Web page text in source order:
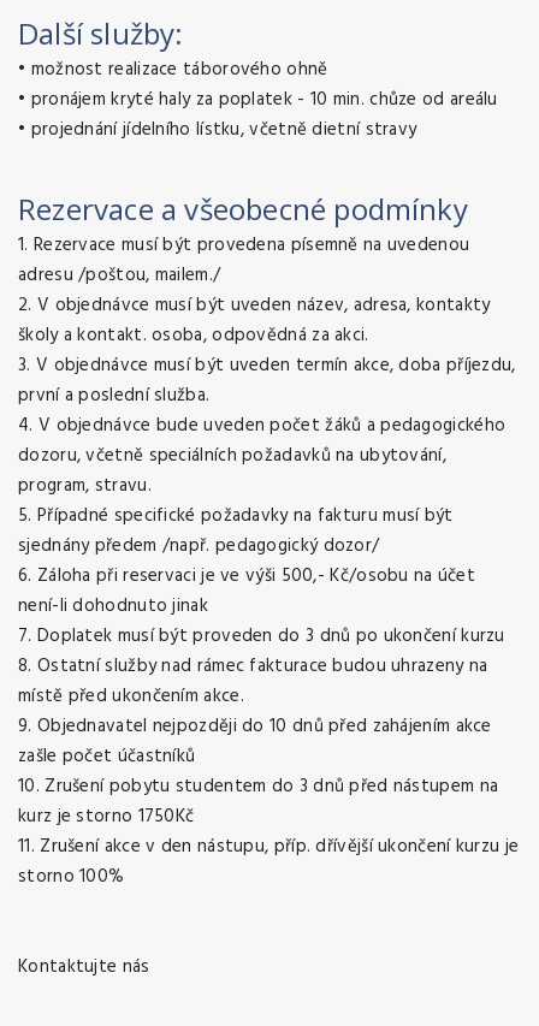
Další služby:
• možnost realizace táborového ohně
• pronájem kryté haly za poplatek - 10 min. chůze od areálu
• projednání jídelního lístku, včetně dietní stravy
Rezervace a všeobecné podmínky
1. Rezervace musí být provedena písemně na uvedenou
adresu /poštou, mailem./
2. V objednávce musí být uveden název, adresa, kontakty
školy a kontakt. osoba, odpovědná za akci.
3. V objednávce musí být uveden termín akce, doba příjezdu,
první a poslední služba.
4. V objednávce bude uveden počet žáků a pedagogického
dozoru, včetně speciálních požadavků na ubytování,
program, stravu.
5. Případné specifické požadavky na fakturu musí být
sjednány předem /např. pedagogický dozor/
6. Záloha při reservaci je ve výši 500,- Kč/osobu na účet
není-li dohodnuto jinak
7. Doplatek musí být proveden do 3 dnů po ukončení kurzu
8. Ostatní služby nad rámec fakturace budou uhrazeny na
místě před ukončením akce.
9. Objednavatel nejpozději do 10 dnů před zahájením akce
zašle počet účastníků
10. Zrušení pobytu studentem do 3 dnů před nástupem na
kurz je storno 1750Kč
11. Zrušení akce v den nástupu, příp. dřívější ukončení kurzu je
storno 100%
Kontaktujte nás